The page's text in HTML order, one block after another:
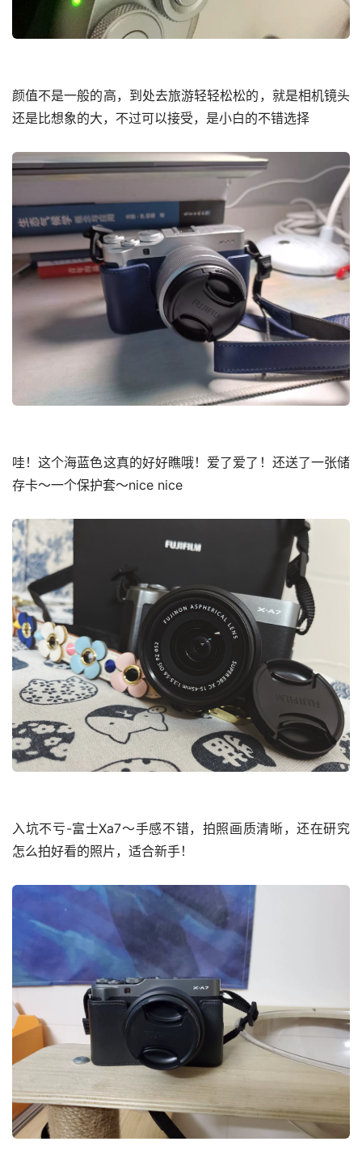
颜值不是一般的高，到处去旅游轻轻松松的，就是相机镜头
还是比想象的大，不过可以接受，是小白的不错选择
哇！这个海蓝色这真的好好瞧哦！爱了爱了！还送了一张储
存卡～一个保护套～nice nice
入坑不亏-富士Xa7～手感不错，拍照画质清晰，还在研究
怎么拍好看的照片，适合新手！